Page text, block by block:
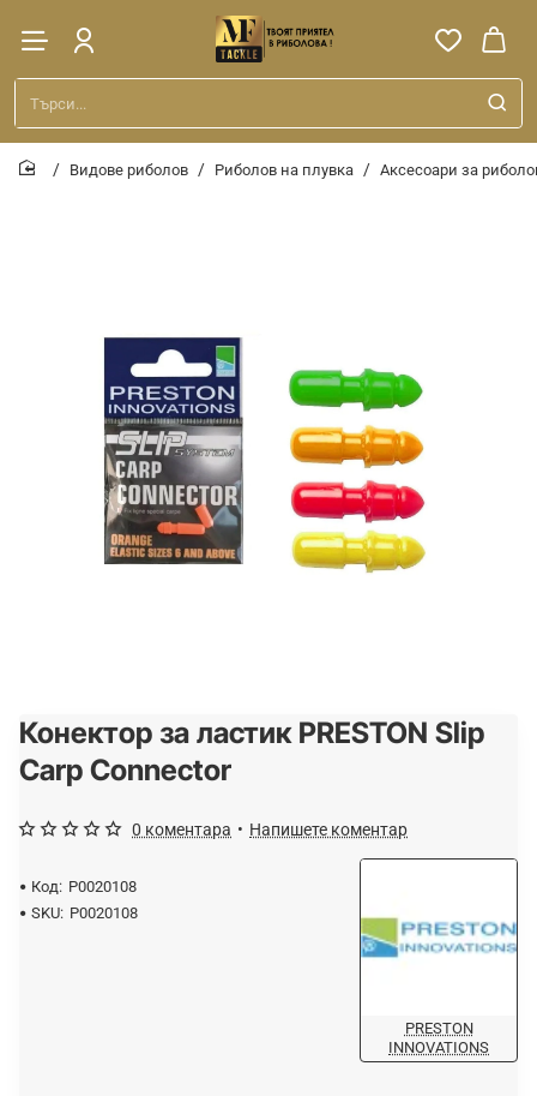
Търси...
Видове риболов Риболов на плувка Аксесоари за
Конектор за ластик PRESTON Slip
Carp Connector
Код: P0020108
SKU: P0020108
PRESTON
INNOVATIONS
0 коментара • Напишете коментар